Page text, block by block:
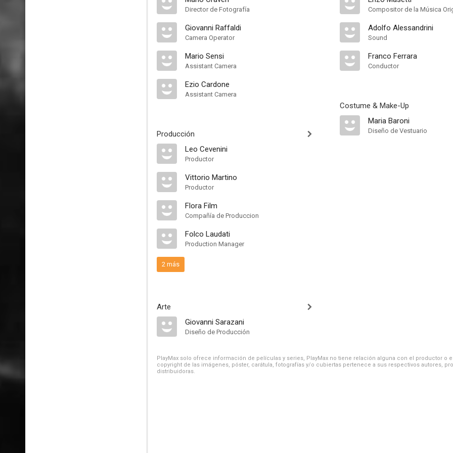
Director de Fotografía
Giovanni Raffaldi
Camera Operator
Mario Sensi
Assistant Camera
Ezio Cardone
Assistant Camera
Producción
Leo Cevenini
Productor
Vittorio Martino
Productor
Flora Film
Compañía de Produccion
Folco Laudati
Production Manager
2 más
Arte
Giovanni Sarazani
Diseño de Producción
Compositor de la Música
Adolfo Alessandrini
Sound
Franco Ferrara
Conductor
Costume & Make-Up
Maria Baroni
Diseño de Vestuario
PlayMax solo ofrece información de películas y series, PlayMax no tiene relación alguna con el productor o
copyright de las imágenes, póster, carátula, fotografías y/o cubiertas pertenece a sus respectivos autores,
distribuidoras.